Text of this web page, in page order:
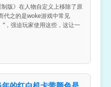
版》在人物自定义上移除了原
代之的是woke游戏中常见
，强迫玩家使用这些，这让一